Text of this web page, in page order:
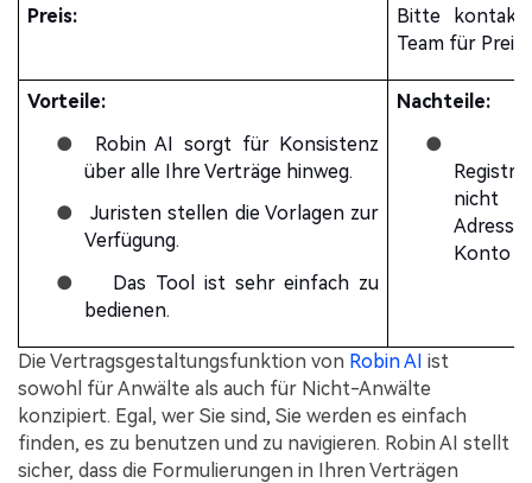
Preis:
Bitte
Team für
Vorteile:
●
Robin AI sorgt für Konsistenz
über alle Ihre Verträge hinweg.
●
Juristen stellen die Vorlagen zur
Verfügung.
●
Das Tool ist sehr einfach zu
bedienen.
Nachteile:
●
nicht
Konto
Die Vertragsgestaltungsfunktion von Robin AI ist
sowohl für Anwälte als auch für Nicht-Anwälte
konzipiert. Egal, wer Sie sind, Sie werden es einfach
finden, es zu benutzen und zu navigieren. Robin AI stellt
sicher, dass die Formulierungen in Ihren Verträgen